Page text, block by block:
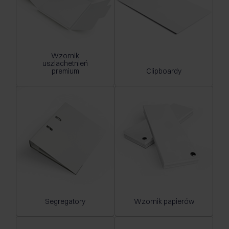
Wzornik
uszlachetnień
premium
Clipboardy
Segregatory Wzornik papierów